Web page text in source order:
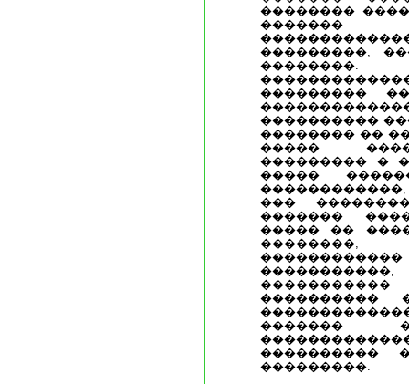
��������
���������,
��������.
���������
����������
�������� ��
�����
��������� �
�����
���
�������
����� ��
����������
�������
����������
���������.